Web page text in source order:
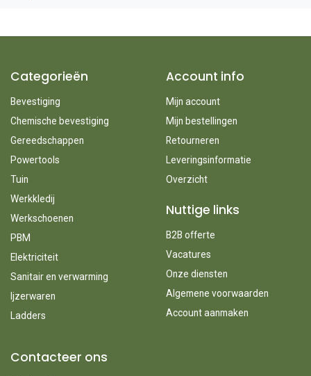
Categorieën
Bevestiging
Chemische bevestiging
Gereedschappen
Powertools
Tuin
Werkkledij
Werkschoenen
PBM
Elektriciteit
Sanitair en verwarming
Ijzerwaren
Ladders
Account info
Mijn account
Mijn bestellingen
Retourneren
Leveringsinformatie
Overzicht
Nuttige links
B2B offerte
Vacatures
Onze diensten
Algemene voorwaarden
Account aanmaken
Contacteer ons